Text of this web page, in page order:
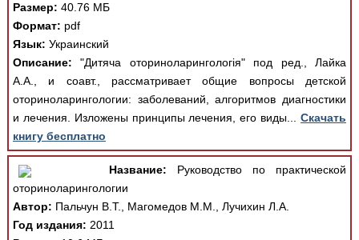
Размер: 40.76 МБ
Формат: pdf
Язык: Украинский
Описание: "Дитяча оториноларингологія" под ред., Лайка
А.А., и соавт., рассматривает общие вопросы детской
оториноларингологии: заболеваний, алгоритмов диагностики
и лечения. Изложены принципы лечения, его виды...Скачать
книгу бесплатно
Название: Руководство по практической
оториноларингологии
Автор: Пальчун В.Т., Магомедов М.М., Лучихин Л.А.
Год издания: 2011